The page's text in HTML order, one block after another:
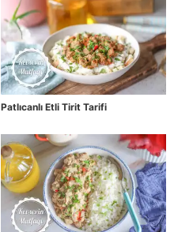
Patlıcanlı Etli Tirit Tarifi